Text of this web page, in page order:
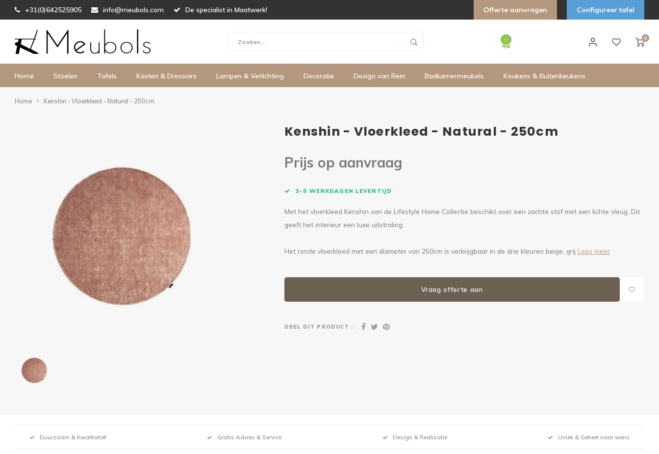
+31(0)642525905 info@meubols.com De specialist in Maatwerk! Offerte aanvragen Configureer tafel
0
Home Stoelen Tafels Kasten & Dressoirs Lampen & Verlichting Decoratie Design van Rein Badkamermeubels Keukens & Buitenkeukens
Home Kenshin - Vloerkleed - Natural - 250cm
Kenshin - Vloerkleed - Natural - 250cm
Prijs op aanvraag
3-5 WERKDAGEN LEVERTIJD
Met het vloerkleed Kenshin van de Lifestyle Home Collectie beschikt over een zachte stof met een lichte vleug. Dit
geeft het interieur een luxe uitstraling.
Het ronde vloerkleed met een diameter van 250cm is verkrijgbaar in de drie kleuren beige, grij Lees meer
Vraag offerte aan
DEEL DIT PRODUCT :
Duurzaam & Kwalitatief Gratis Advies & Service Design & Realisatie Uniek & Geheel naar wens